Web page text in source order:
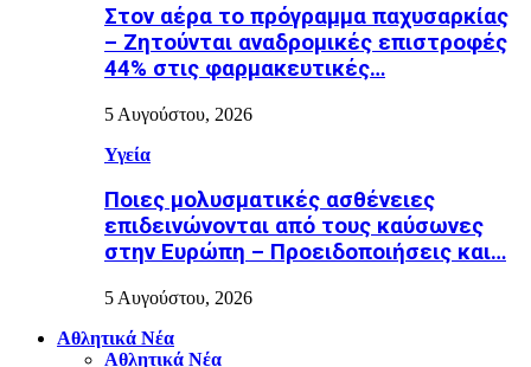
Στον αέρα το πρόγραμμα παχυσαρκίας
– Ζητούνται αναδρομικές επιστροφές
44% στις φαρμακευτικές…
5 Αυγούστου, 2026
Υγεία
Ποιες μολυσματικές ασθένειες
επιδεινώνονται από τους καύσωνες
στην Ευρώπη – Προειδοποιήσεις και…
5 Αυγούστου, 2026
Αθλητικά Νέα
Αθλητικά Νέα